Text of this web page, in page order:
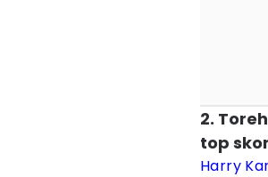
2.
top
Harry